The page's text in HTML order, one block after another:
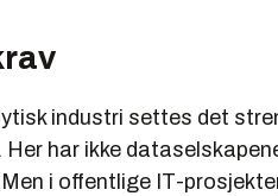
industri settes det
Her har ikke
Men i offentlige IT-